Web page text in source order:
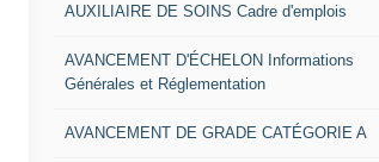
AUXILIAIRE DE SOINS Cadre d'emplois
AVANCEMENT D'ÉCHELON Informations
Générales et Réglementation
AVANCEMENT DE GRADE CATÉGORIE A